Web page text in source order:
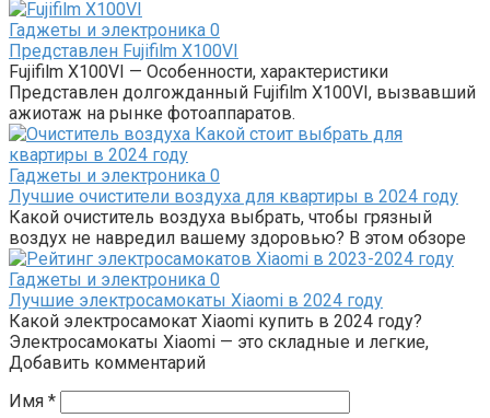
Гаджеты и электроника 0
Представлен Fujifilm X100VI
Fujifilm X100VI — Особенности, характеристики
Представлен долгожданный Fujifilm X100VI, вызвавший
ажиотаж на рынке фотоаппаратов.
Гаджеты и электроника 0
Лучшие очистители воздуха для квартиры в 2024 году
Какой очиститель воздуха выбрать, чтобы грязный
воздух не навредил вашему здоровью? В этом обзоре
Гаджеты и электроника 0
Лучшие электросамокаты Xiaomi в 2024 году
Какой электросамокат Xiaomi купить в 2024 году?
Электросамокаты Xiaomi — это складные и легкие,
Добавить комментарий
Имя *